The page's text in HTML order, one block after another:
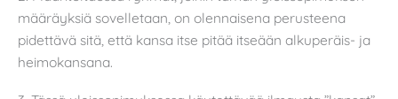
määräyksiä sovelletaan, on olennaisena perusteena
pidettävä sitä, että kansa itse pitää itseään alkuperäis- ja
heimokansana.